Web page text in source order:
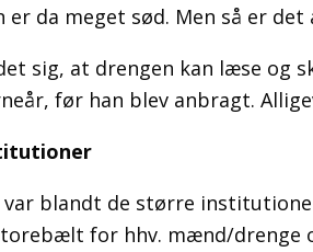
er da meget sød. Men så er
sig, at drengen kan læse
før han blev anbragt.
var blandt de større
for hhv. mænd/drenge